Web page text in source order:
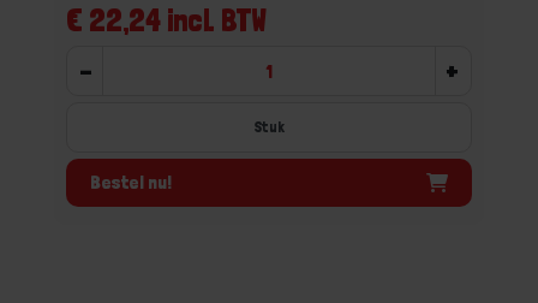
€ 22,24 incl. BTW
- +
Stuk
Bestel nu!